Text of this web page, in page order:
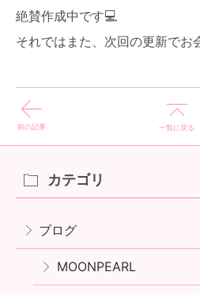
絶賛作成中です💻
それではまた、次回の更新でお
前の記事 一覧に戻る
カテゴリ
ブログ
MOONPEARL